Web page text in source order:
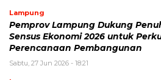
Lampung
Pemprov Lampung Dukung
Sensus Ekonomi 2026 untuk
Perencanaan Pembangunan
Sabtu, 27 Jun 2026 - 18:21